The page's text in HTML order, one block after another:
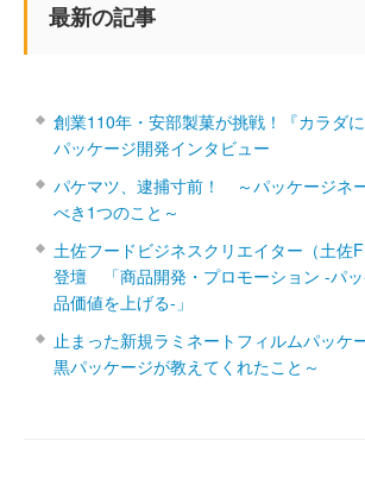
最新の記事
創業110年・安部製菓が挑戦！『カラダに
パッケージ開発インタビュー
パケマツ、逮捕寸前！ ～パッケージネ
べき1つのこと～
土佐フードビジネスクリエイター（土佐
登壇 「商品開発・プロモーション ‐パ
品価値を上げる‐」
止まった新規ラミネートフィルムパッケ
黒パッケージが教えてくれたこと～